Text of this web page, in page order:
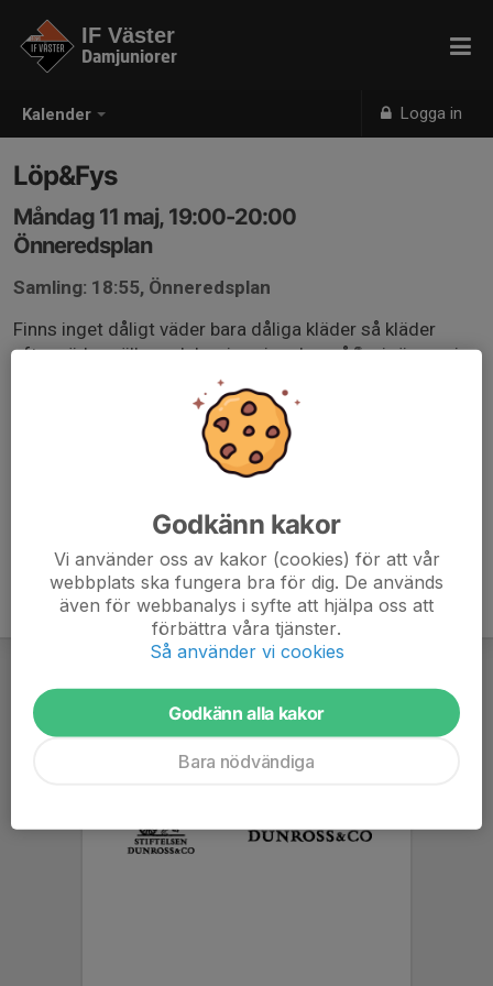
Kalender Logga in
IF Väster
Damjuniorer
Löp&Fys
Måndag 11 maj, 19:00-20:00
Önneredsplan
Samling: 18:55, Önneredsplan
Finns inget dåligt väder bara dåliga kläder så kläder
efter väder gäller och bra joggingskor på💪 vi rör oss i
området kring västerstugan!
Godkänn kakor
Vi använder oss av kakor (cookies) för att vår
webbplats ska fungera bra för dig. De används
även för webbanalys i syfte att hjälpa oss att
förbättra våra tjänster.
Så använder vi cookies
Godkänn alla kakor
Bara nödvändiga